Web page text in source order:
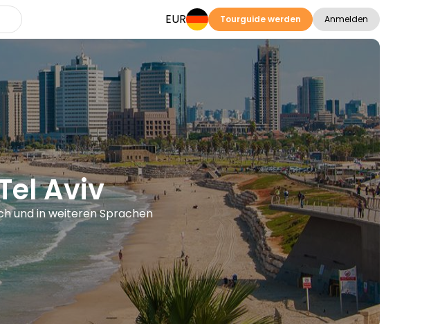
EUR Tourguide werden Anmelden
Aviv
und in weiteren Sprachen